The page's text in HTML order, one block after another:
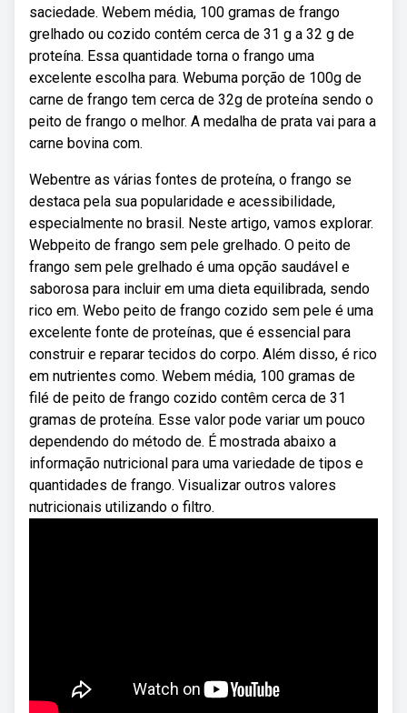
saciedade. Webem média, 100 gramas de frango
grelhado ou cozido contém cerca de 31 g a 32 g de
proteína. Essa quantidade torna o frango uma
excelente escolha para. Webuma porção de 100g de
carne de frango tem cerca de 32g de proteína sendo o
peito de frango o melhor. A medalha de prata vai para a
carne bovina com.
Webentre as várias fontes de proteína, o frango se
destaca pela sua popularidade e acessibilidade,
especialmente no brasil. Neste artigo, vamos explorar.
Webpeito de frango sem pele grelhado. O peito de
frango sem pele grelhado é uma opção saudável e
saborosa para incluir em uma dieta equilibrada, sendo
rico em. Webo peito de frango cozido sem pele é uma
excelente fonte de proteínas, que é essencial para
construir e reparar tecidos do corpo. Além disso, é rico
em nutrientes como. Webem média, 100 gramas de
filé de peito de frango cozido contêm cerca de 31
gramas de proteína. Esse valor pode variar um pouco
dependendo do método de. É mostrada abaixo a
informação nutricional para uma variedade de tipos e
quantidades de frango. Visualizar outros valores
nutricionais utilizando o filtro.